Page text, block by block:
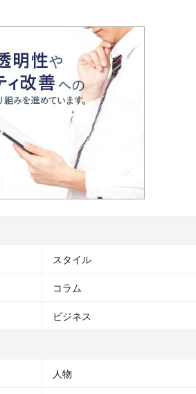
スタイル
コラム
ビジネス
人物